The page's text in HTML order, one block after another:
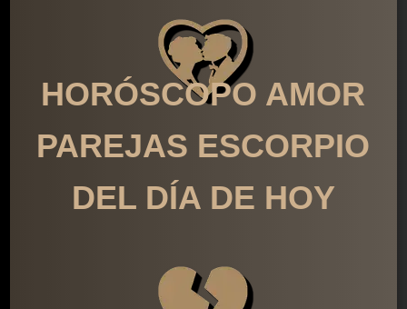
HORÓSCOPO AMOR
PAREJAS ESCORPIO
DEL DÍA DE HOY